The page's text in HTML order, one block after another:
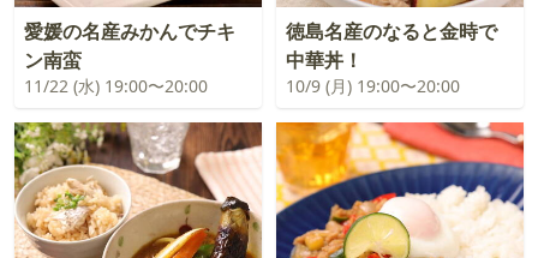
愛媛の名産みかんでチキ
ン南蛮
11/22 (水) 19:00〜20:00
徳島名産のなると金時で
中華丼！
10/9 (月) 19:00〜20:00